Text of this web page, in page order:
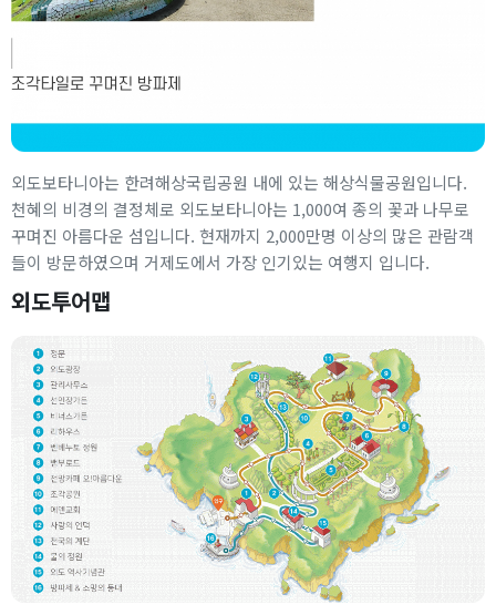
외도보타니아는 한려해상국립공원 내에 있는 해상식물공원입니다.
천혜의 비경의 결정체로 외도보타니아는 1,000여 종의 꽃과 나무로
꾸며진 아름다운 섬입니다. 현재까지 2,000만명 이상의 많은 관람객
들이 방문하였으며 거제도에서 가장 인기있는 여행지 입니다.
외도투어맵